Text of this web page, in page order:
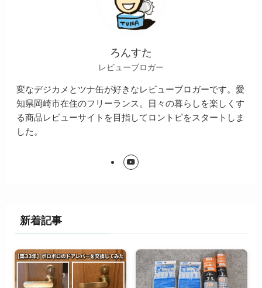
ろんすた
レビューブロガー
変なデジカメとツナ缶が好きなレビューブロガーです。愛
知県岡崎市在住のフリーランス。日々の暮らしを楽しくす
る商品レビューサイトを目指してロントピをスタートしま
した。
新着記事